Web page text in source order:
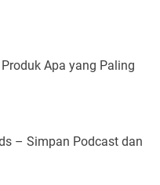
Apa yang Paling
– Simpan Podcast dan